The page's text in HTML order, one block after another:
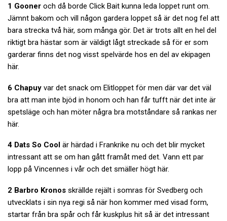
1 Gooner och då borde Click Bait kunna leda loppet runt om.
Jämnt bakom och vill någon gardera loppet så är det nog fel att
bara strecka två här, som många gör. Det är trots allt en hel del
riktigt bra hästar som är väldigt lågt streckade så för er som
garderar finns det nog visst spelvärde hos en del av ekipagen
här.
6 Chapuy var det snack om Elitloppet för men där var det väl
bra att man inte bjöd in honom och han får tufft när det inte är
spetsläge och han möter några bra motståndare så rankas ner
här.
4 Dats So Cool är härdad i Frankrike nu och det blir mycket
intressant att se om han gått framåt med det. Vann ett par
lopp på Vincennes i vår och det smäller högt här.
2 Barbro Kronos skrällde rejält i somras för Svedberg och
utvecklats i sin nya regi så när hon kommer med visad form,
startar från bra spår och får kuskplus hit så är det intressant